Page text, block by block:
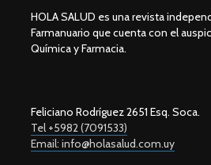
HOLA SALUD es una revista
Farmanuario que cuenta con el
Química y Farmacia.
Feliciano Rodríguez 2651 Esq. Soca.
Tel +5982 (7091533)
Email: info@holasalud.com.uy